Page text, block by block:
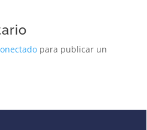
para publicar un